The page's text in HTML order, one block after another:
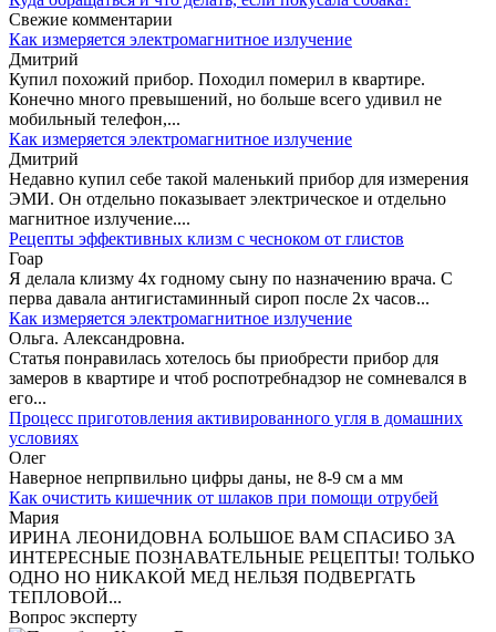
Свежие комментарии
Как измеряется электромагнитное излучение
Дмитрий
Купил похожий прибор. Походил померил в квартире.
Конечно много превышений, но больше всего удивил не
мобильный телефон,...
Как измеряется электромагнитное излучение
Дмитрий
Недавно купил себе такой маленький прибор для измерения
ЭМИ. Он отдельно показывает электрическое и отдельно
магнитное излучение....
Рецепты эффективных клизм с чесноком от глистов
Гоар
Я делала клизму 4х годному сыну по назначению врача. С
перва давала антигистаминный сироп после 2х часов...
Как измеряется электромагнитное излучение
Ольга. Александровна.
Статья понравилась хотелось бы приобрести прибор для
замеров в квартире и чтоб роспотребнадзор не сомневался в
его...
Процесс приготовления активированного угля в домашних
условиях
Олег
Наверное непрпвильно цифры даны, не 8-9 см а мм
Как очистить кишечник от шлаков при помощи отрубей
Мария
ИРИНА ЛЕОНИДОВНА БОЛЬШОЕ ВАМ СПАСИБО ЗА
ИНТЕРЕСНЫЕ ПОЗНАВАТЕЛЬНЫЕ РЕЦЕПТЫ! ТОЛЬКО
ОДНО НО НИКАКОЙ МЕД НЕЛЬЗЯ ПОДВЕРГАТЬ
ТЕПЛОВОЙ...
Вопрос эксперту